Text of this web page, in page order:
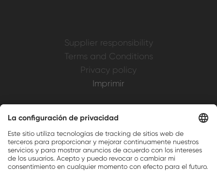
Supplier responsibility
Terms and Conditions
Privacy policy
Imprimir
Brands, Inc.